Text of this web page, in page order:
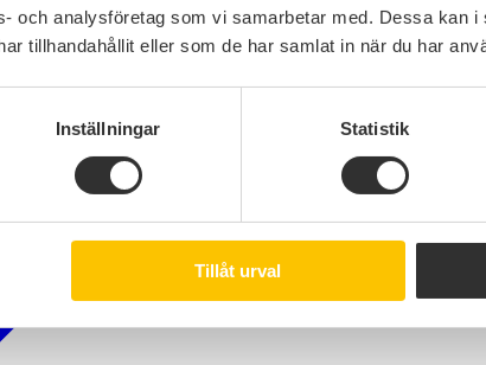
och analysföretag som vi samarbetar med. Dessa kan
tillhandahållit eller som de har samlat in när du har
Inställningar Statistik
Tillåt urval